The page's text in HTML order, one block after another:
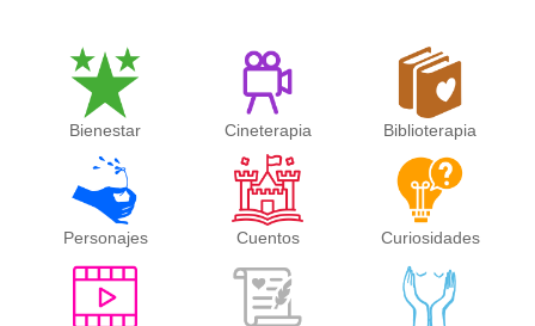
Bienestar Cineterapia Biblioterapia
Personajes Cuentos Curiosidades